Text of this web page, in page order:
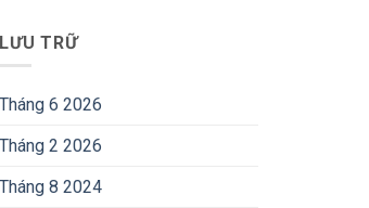
LƯU TRỮ
Tháng 6 2026
Tháng 2 2026
Tháng 8 2024